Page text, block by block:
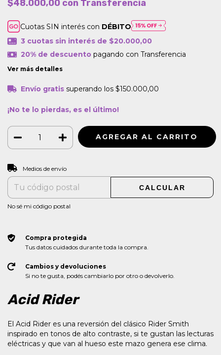
$48.000,00 con Transferencia
Cuotas SIN interés con DÉBITO
3 cuotas sin interés de $20.000,00
20% de descuentopagando con Transferencia
Ver más detalles
Envío gratis superando los $150.000,00
¡No te lo pierdas, es el último!
Entregas para el CP:
Medios de envío
CALCULAR
No sé mi código postal
Compra protegida
Tus datos cuidados durante toda la compra.
Cambios y devoluciones
Si no te gusta, podés cambiarlo por otro o devolverlo.
Acid Rider
El Acid Rider es una reversión del clásico Rider Smith
inspirado en tonos de alto contraste, si te gustan las lecturas
eléctricas y que van al hueso este mazo genera ese clima.